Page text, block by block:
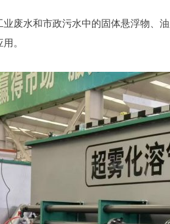
水和市政污水中的固体悬浮物、油
。